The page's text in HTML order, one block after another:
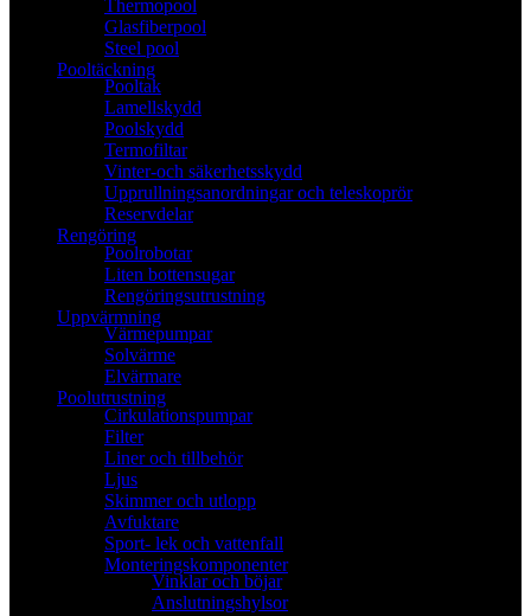
Thermopool
Glasfiberpool
Steel pool
Pooltäckning
Pooltak
Lamellskydd
Poolskydd
Termofiltar
Vinter-och säkerhetsskydd
Upprullningsanordningar och teleskoprör
Reservdelar
Rengöring
Poolrobotar
Liten bottensugar
Rengöringsutrustning
Uppvärmning
Värmepumpar
Solvärme
Elvärmare
Poolutrustning
Cirkulationspumpar
Filter
Liner och tillbehör
Ljus
Skimmer och utlopp
Avfuktare
Sport- lek och vattenfall
Monteringskomponenter
Vinklar och böjar
Anslutningshylsor